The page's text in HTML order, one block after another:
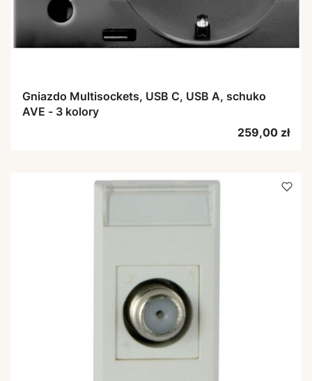
Gniazdo Multisockets, USB C, USB A, schuko
AVE - 3 kolory
Cena
259,00 zł